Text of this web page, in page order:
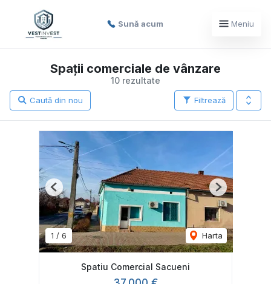
Sună acum Meniu
10 rezultate
Spații comerciale de vânzare
Filtrează
Caută din nou
1 / 6 Harta
Previous Next
Spatiu Comercial Sacueni